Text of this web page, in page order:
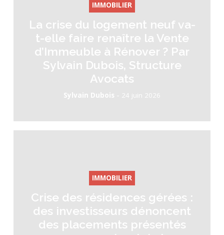
IMMOBILIER
La crise du logement neuf va-
t-elle faire renaître la Vente
d’Immeuble à Rénover ? Par
Sylvain Dubois, Structure
Avocats
Sylvain Dubois - 24 juin 2026
IMMOBILIER
Crise des résidences gérées :
des investisseurs dénoncent
des placements présentés